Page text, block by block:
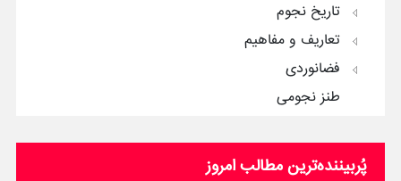
تاریخ نجوم
تعاریف و مفاهیم
فضانوردی
طنز نجومی
پُربیننده‌ترین‌ مطالب امروز